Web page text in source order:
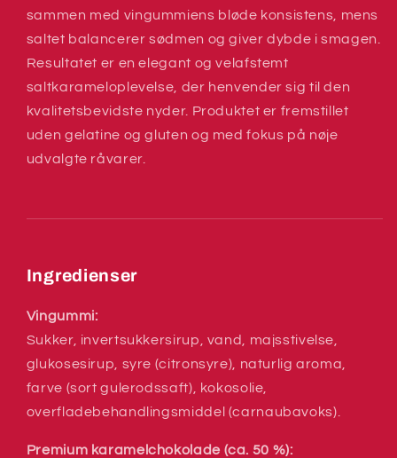
sammen med vingummiens bløde konsistens, mens
saltet balancerer sødmen og giver dybde i smagen.
Resultatet er en elegant og velafstemt
saltkarameloplevelse, der henvender sig til den
kvalitetsbevidste nyder. Produktet er fremstillet
uden gelatine og gluten og med fokus på nøje
udvalgte råvarer.
Ingredienser
Vingummi:
Sukker, invertsukkersirup, vand, majsstivelse,
glukosesirup, syre (citronsyre), naturlig aroma,
farve (sort gulerodssaft), kokosolie,
overfladebehandlingsmiddel (carnaubavoks).
Premium karamelchokolade (ca. 50 %):